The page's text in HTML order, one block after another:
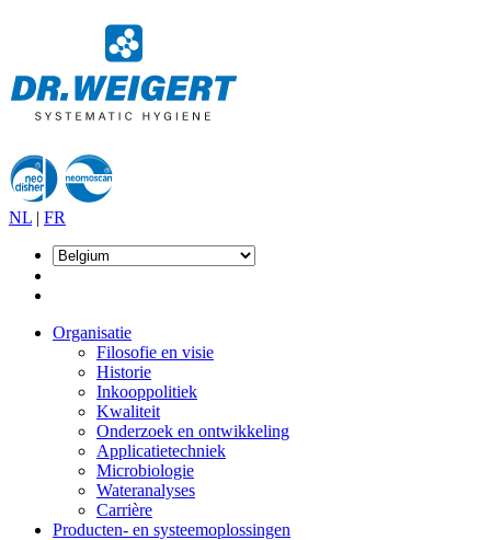
NL | FR
Organisatie
Filosofie en visie
Historie
Inkooppolitiek
Kwaliteit
Onderzoek en ontwikkeling
Applicatietechniek
Microbiologie
Wateranalyses
Carrière
Producten- en systeemoplossingen